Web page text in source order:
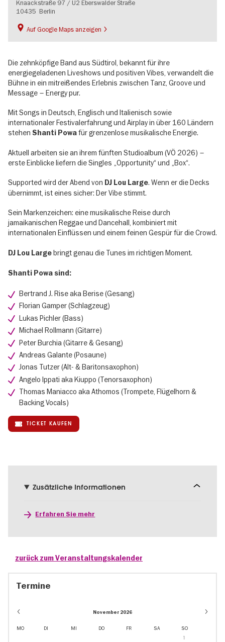
Knaackstraße 97 / U2 Eberswalder Straße
10435 Berlin
Auf Google Maps anzeigen
Die zehnköpfige Band aus Südtirol, bekannt für ihre
energiegeladenen Liveshows und positiven Vibes, verwandelt die
Bühne in ein mitreißendes Erlebnis zwischen Tanz, Groove und
Message – Energy pur.
Mit Songs in Deutsch, Englisch und Italienisch sowie
internationaler Festivalerfahrung und Airplay in über 160 Ländern
stehen Shanti Powafür grenzenlose musikalische Energie.
Aktuell arbeiten sie an ihrem fünften Studioalbum (VÖ 2026) –
erste Einblicke liefern die Singles „Opportunity“ und „Box“.
Supported wird der Abend von DJ Lou Large. Wenn er die Decks
übernimmt, ist eines sicher: Der Vibe stimmt.
Sein Markenzeichen: eine musikalische Reise durch
jamaikanischen Reggae und Dancehall, kombiniert mit
internationalen Einflüssen und einem feinen Gespür für die Crowd.
DJ Lou Largebringt genau die Tunes im richtigen Moment.
Shanti Powa sind:
Bertrand J. Rise aka Berise (Gesang)
Florian Gamper (Schlagzeug)
Lukas Pichler (Bass)
Michael Rollmann (Gitarre)
Peter Burchia (Gitarre & Gesang)
Andreas Galante (Posaune)
Jonas Tutzer (Alt- & Baritonsaxophon)
Angelo Ippati aka Kiuppo (Tenorsaxophon)
Thomas Maniacco aka Athomos (Trompete, Flügelhorn &
Backing Vocals)
TICKET KAUFEN
Zusätzliche Informationen
Erfahren Sie mehr
zurück zum Veranstaltungskalender
Termine
November 2026
MO DI MI DO FR SA SO
1